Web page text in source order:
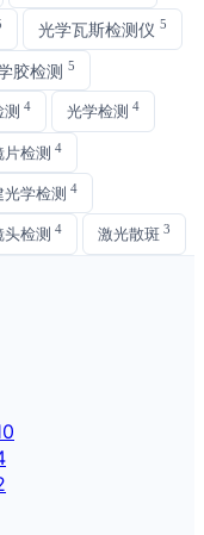
光学瓦斯检测仪 5
胶检测 5
4 光学检测 4
检测 4
光学检测 4
检测 4 激光散斑 3